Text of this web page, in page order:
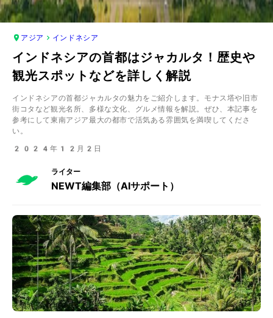
アジア インドネシア
インドネシアの首都はジャカルタ！歴史や
観光スポットなどを詳しく解説
インドネシアの首都ジャカルタの魅力をご紹介します。モナス塔や旧市
街コタなど観光名所、多様な文化、グルメ情報を解説。ぜひ、本記事を
参考にして東南アジア最大の都市で活気ある雰囲気を満喫してくださ
い。
2024年12月2日
ライター
NEWT編集部（AIサポート）